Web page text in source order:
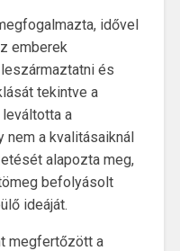
idővel
emberek
és
tekintve a
a
nem a kvalitásaiknál
alapozta meg,
befolyásolt
ideáját.
megfertőzött a